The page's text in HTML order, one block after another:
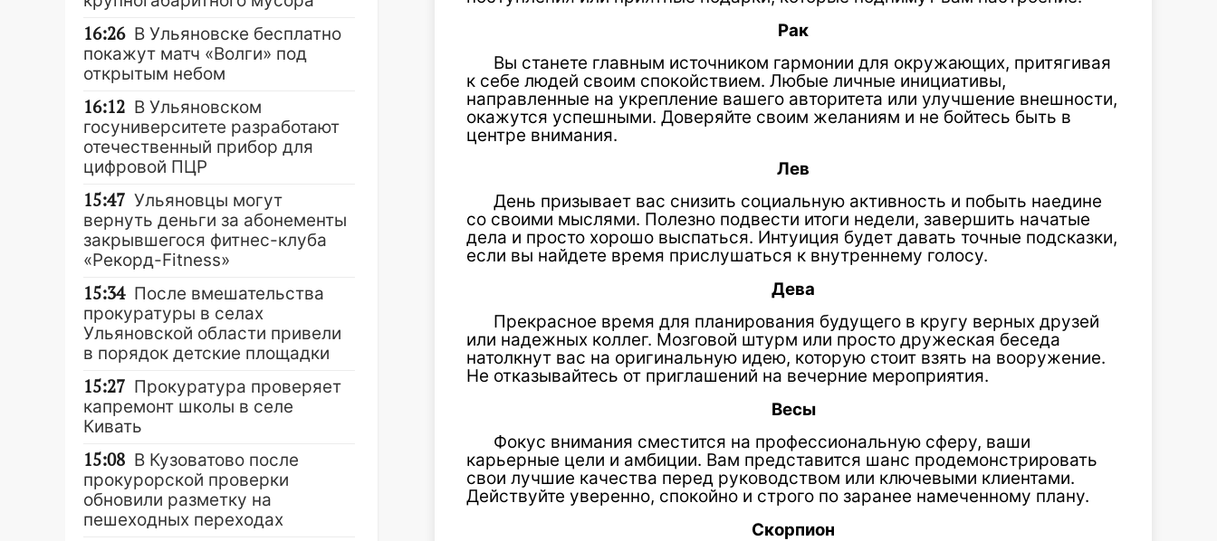
Рак
Вы станете главным источником гармонии для окружающих, притягивая
к себе людей своим спокойствием. Любые личные инициативы,
направленные на укрепление вашего авторитета или улучшение внешности,
окажутся успешными. Доверяйте своим желаниям и не бойтесь быть в
центре внимания.
Лев
День призывает вас снизить социальную активность и побыть наедине
со своими мыслями. Полезно подвести итоги недели, завершить начатые
дела и просто хорошо выспаться. Интуиция будет давать точные подсказки,
если вы найдете время прислушаться к внутреннему голосу.
Дева
Прекрасное время для планирования будущего в кругу верных друзей
или надежных коллег. Мозговой штурм или просто дружеская беседа
натолкнут вас на оригинальную идею, которую стоит взять на вооружение.
Не отказывайтесь от приглашений на вечерние мероприятия.
Весы
Фокус внимания сместится на профессиональную сферу, ваши
карьерные цели и амбиции. Вам представится шанс продемонстрировать
свои лучшие качества перед руководством или ключевыми клиентами.
Действуйте уверенно, спокойно и строго по заранее намеченному плану.
Скорпион
16:26 В Ульяновске бесплатно
покажут матч «Волги» под
открытым небом
16:12 В Ульяновском
госуниверситете разработают
отечественный прибор для
цифровой ПЦР
15:47 Ульяновцы могут
вернуть деньги за абонементы
закрывшегося фитнес-клуба
«Рекорд-Fitness»
15:34 После вмешательства
прокуратуры в селах
Ульяновской области привели
в порядок детские площадки
15:27 Прокуратура проверяет
капремонт школы в селе
Кивать
15:08 В Кузоватово после
прокурорской проверки
обновили разметку на
пешеходных переходах